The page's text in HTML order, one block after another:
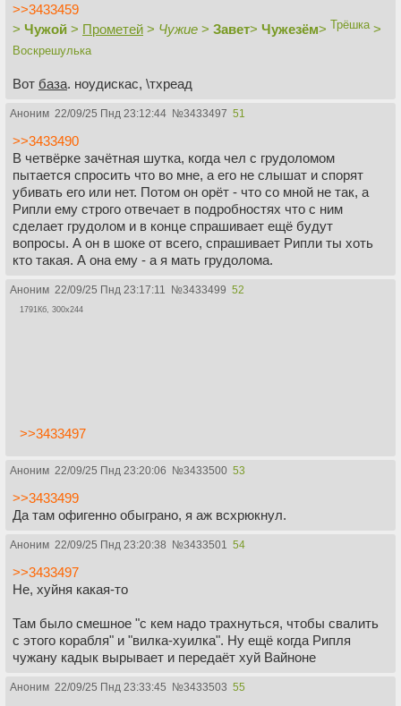
>>3433459
> Чужой > Прометей > Чужие > Завет> Чужезём> Трёшка>
Воскрешулька
Вот база. ноудискас, \тхреад
Аноним 22/09/25 Пнд 23:12:44 №3433497 51
>>3433490
В четвёрке зачётная шутка, когда чел с грудоломом
пытается спросить что во мне, а его не слышат и спорят
убивать его или нет. Потом он орёт - что со мной не так, а
Рипли ему строго отвечает в подробностях что с ним
сделает грудолом и в конце спрашивает ещё будут
вопросы. А он в шоке от всего, спрашивает Рипли ты хоть
кто такая. А она ему - а я мать грудолома.
Аноним 22/09/25 Пнд 23:17:11 №3433499 52
1791Кб, 300x244
>>3433497
Аноним 22/09/25 Пнд 23:20:06 №3433500 53
>>3433499
Да там офигенно обыграно, я аж всхрюкнул.
Аноним 22/09/25 Пнд 23:20:38 №3433501 54
>>3433497
Не, хуйня какая-то
Там было смешное "с кем надо трахнуться, чтобы свалить
с этого корабля" и "вилка-хуилка". Ну ещё когда Рипля
чужану кадык вырывает и передаёт хуй Вайноне
Аноним 22/09/25 Пнд 23:33:45 №3433503 55